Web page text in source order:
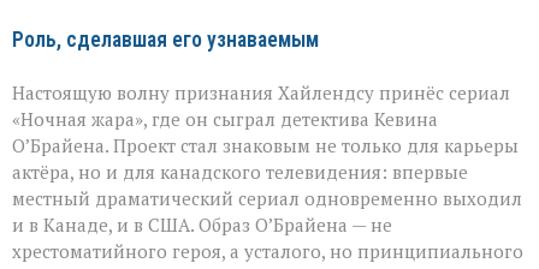
Роль, сделавшая его узнаваемым
Настоящую волну признания Хайлендсу принёс сериал
«Ночная жара», где он сыграл детектива Кевина
О’Брайена. Проект стал знаковым не только для карьеры
актёра, но и для канадского телевидения: впервые
местный драматический сериал одновременно выходил
и в Канаде, и в США. Образ О’Брайена — не
хрестоматийного героя, а усталого, но принципиального